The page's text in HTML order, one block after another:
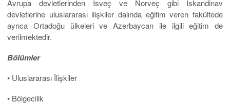
Avrupa devletlerinden İsveç ve Norveç gibi İskandinav
devletlerine uluslararası ilişkiler dalında eğitim veren fakültede
ayrıca Ortadoğu ülkeleri ve Azerbaycan ile ilgili eğitim de
verilmektedir.
Bölümler
• Uluslararası İlişkiler
• Bölgecilik